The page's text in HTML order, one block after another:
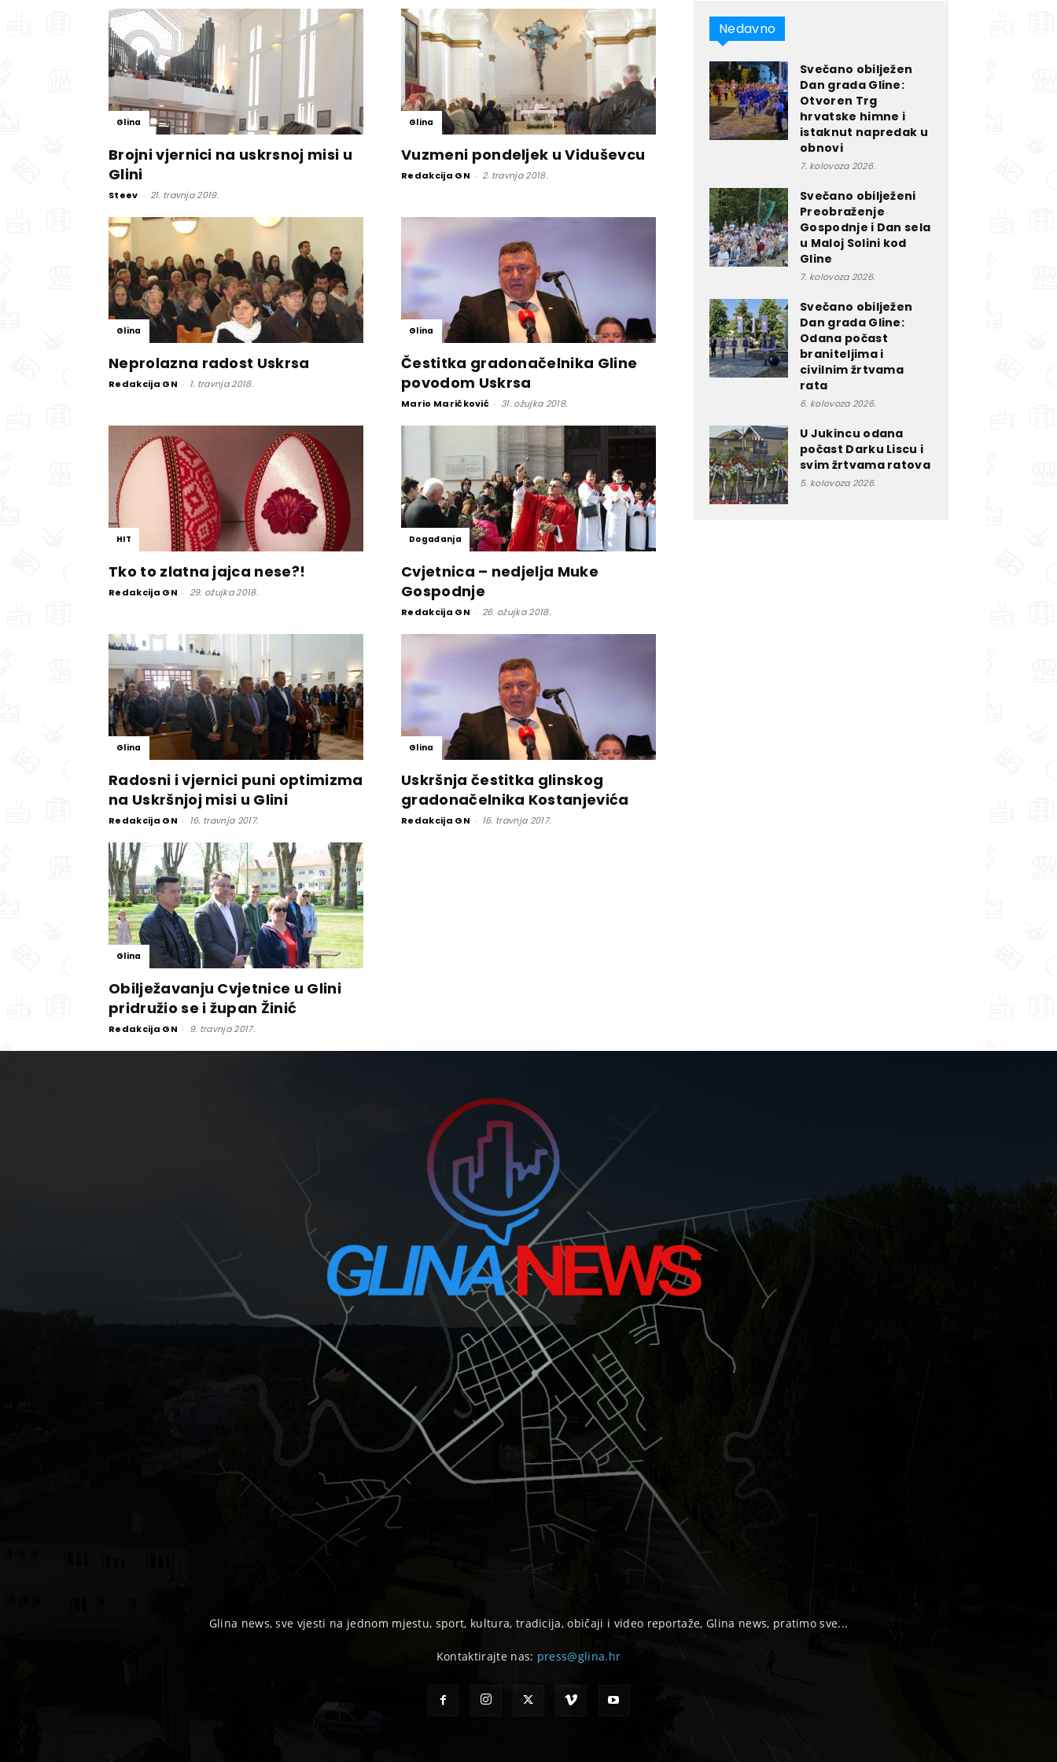
Glina
Brojni vjernici na uskrsnoj misi u
Glini
Steev - 21. travnja 2019.
Glina
Vuzmeni pondeljek u Viduševcu
Redakcija GN - 2. travnja 2018.
Glina
Neprolazna radost Uskrsa
Redakcija GN - 1. travnja 2018.
Glina
Čestitka gradonačelnika Gline
povodom Uskrsa
Mario Maričković - 31. ožujka 2018.
HIT
Tko to zlatna jajca nese?!
Redakcija GN - 29. ožujka 2018.
Događanja
Cvjetnica – nedjelja Muke
Gospodnje
Redakcija GN - 26. ožujka 2018.
Glina
Radosni i vjernici puni optimizma
na Uskršnjoj misi u Glini
Redakcija GN - 16. travnja 2017.
Glina
Uskršnja čestitka glinskog
gradonačelnika Kostanjevića
Redakcija GN - 16. travnja 2017.
Glina
Obilježavanju Cvjetnice u Glini
pridružio se i župan Žinić
Redakcija GN - 9. travnja 2017.
Nedavno
Svečano obilježen
Dan grada Gline:
Otvoren Trg
hrvatske himne i
istaknut napredak u
obnovi
7. kolovoza 2026.
Svečano obilježeni
Preobraženje
Gospodnje i Dan sela
u Maloj Solini kod
Gline
7. kolovoza 2026.
Svečano obilježen
Dan grada Gline:
Odana počast
braniteljima i
civilnim žrtvama
rata
6. kolovoza 2026.
U Jukincu odana
počast Darku Liscu i
svim žrtvama ratova
5. kolovoza 2026.
Glina news, sve vjesti na jednom mjestu, sport, kultura, tradicija, običaji i video reportaže, Glina news, pratimo sve...
Kontaktirajte nas: press@glina.hr